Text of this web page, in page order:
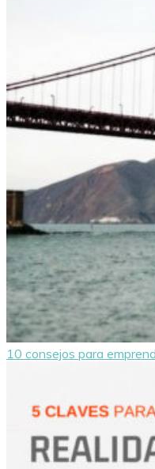
10 consejos para